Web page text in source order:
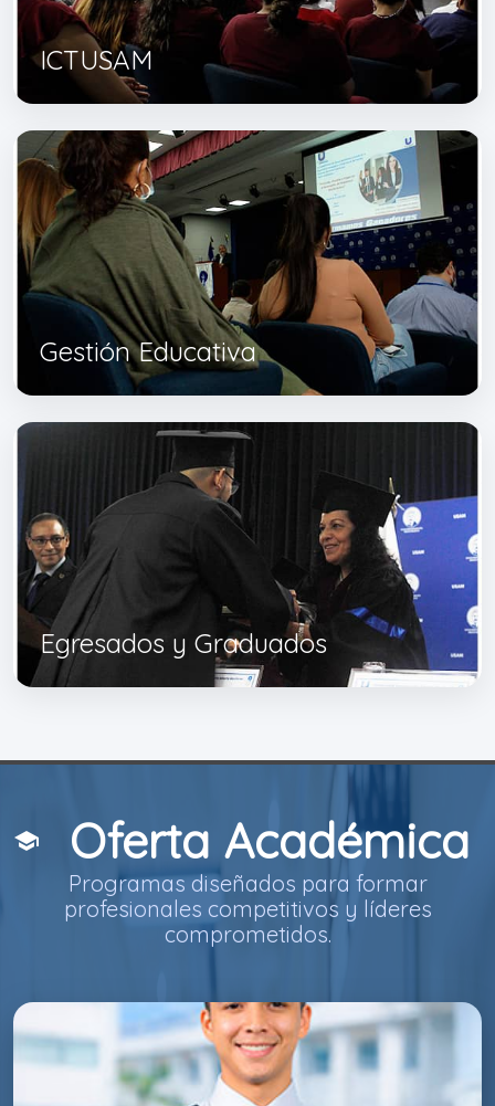
ICTUSAM
Gestión Educativa
Egresados y Graduados
school Oferta Académica
Programas diseñados para formar
profesionales competitivos y líderes
comprometidos.